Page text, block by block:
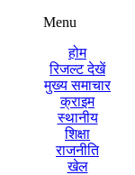
Menu
होम
रिजल्ट देखें
मुख्य समाचार
क्राइम
स्थानीय
शिक्षा
राजनीति
खेल